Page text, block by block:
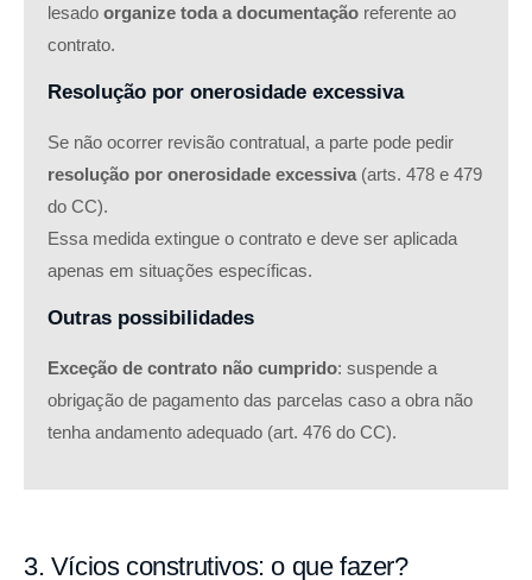
lesado organize toda a documentação referente ao
contrato.
Resolução por onerosidade excessiva
Se não ocorrer revisão contratual, a parte pode pedir
resolução por onerosidade excessiva (arts. 478 e 479
do CC).
Essa medida extingue o contrato e deve ser aplicada
apenas em situações específicas.
Outras possibilidades
Exceção de contrato não cumprido: suspende a
obrigação de pagamento das parcelas caso a obra não
tenha andamento adequado (art. 476 do CC).
3. Vícios construtivos: o que fazer?